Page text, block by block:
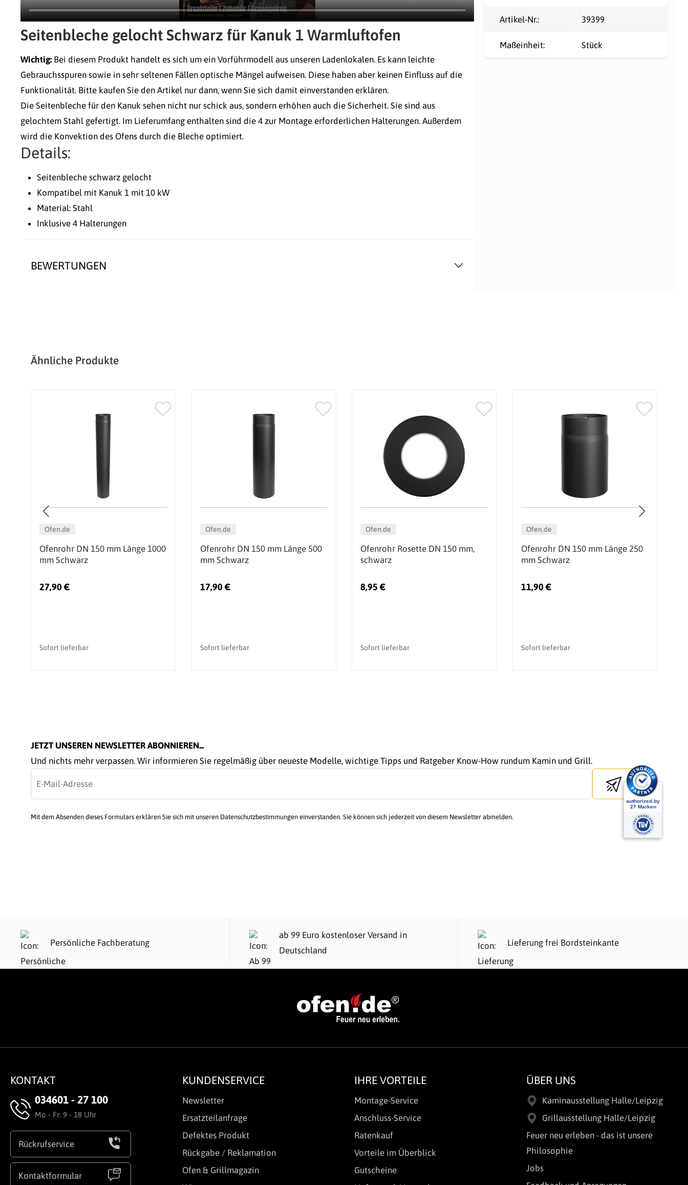
Seitenbleche gelocht Schwarz für Kanuk 1 Warmluftofen
Wichtig: Bei diesem Produkt handelt es sich um ein Vorführmodell aus unseren Ladenlokalen. Es kann leichte
Gebrauchsspuren sowie in sehr seltenen Fällen optische Mängel aufweisen. Diese haben aber keinen Einfluss auf die
Funktionalität. Bitte kaufen Sie den Artikel nur dann, wenn Sie sich damit einverstanden erklären.
Die Seitenbleche für den Kanuk sehen nicht nur schick aus, sondern erhöhen auch die Sicherheit. Sie sind aus
gelochtem Stahl gefertigt. Im Lieferumfang enthalten sind die 4 zur Montage erforderlichen Halterungen. Außerdem
wird die Konvektion des Ofens durch die Bleche optimiert.
Details:
Seitenbleche schwarz gelocht
Kompatibel mit Kanuk 1 mit 10 kW
Material: Stahl
Inklusive 4 Halterungen
BEWERTUNGEN
Artikel-Nr.: 39399
Maßeinheit: Stück
Produktgalerie überspringen
Ähnliche Produkte
Ofen.de
Ofenrohr DN 150 mm Länge 1000
mm Schwarz
27,90 €
Sofort lieferbar
Ofen.de
Ofenrohr DN 150 mm Länge 500
mm Schwarz
17,90 €
Sofort lieferbar
Ofen.de
Ofenrohr Rosette DN 150 mm,
schwarz
8,95 €
Sofort lieferbar
Ofen.de
Ofenrohr DN 150 mm Länge 250
mm Schwarz
11,90 €
Sofort lieferbar
JETZT UNSEREN NEWSLETTER ABONNIEREN...
Und nichts mehr verpassen. Wir informieren Sie regelmäßig über neueste Modelle, wichtige Tipps und Ratgeber Know-How rundum Kamin und Grill.
Send newsletter
Mit dem Absenden dieses Formulars erklären Sie sich mit unseren Datenschutzbestimmungen einverstanden. Sie können sich jederzeit von diesem Newsletter abmelden.
Persönliche Fachberatung
ab 99 Euro kostenloser Versand in
Deutschland
Lieferung frei Bordsteinkante
KONTAKT
034601 - 27 100
Mo - Fr: 9 - 18 Uhr
Rückrufservice
Kontaktformular
KUNDENSERVICE
Newsletter
Ersatzteilanfrage
Defektes Produkt
Rückgabe / Reklamation
Ofen & Grillmagazin
IHRE VORTEILE
Montage-Service
Anschluss-Service
Ratenkauf
Vorteile im Überblick
Gutscheine
ÜBER UNS
Kaminausstellung Halle/Leipzig
Grillausstellung Halle/Leipzig
Feuer neu erleben - das ist unsere
Philosophie
Jobs